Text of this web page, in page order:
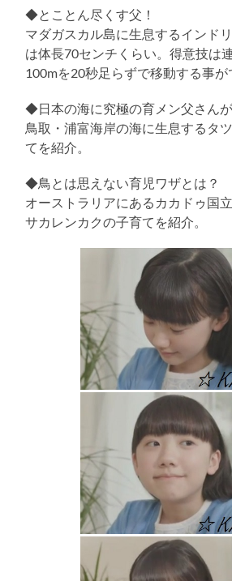
◆とことん尽くす父！
マダガスカル島に生息するインド
は体長70センチくらい。得意技は
100mを20秒足らずで移動する事が
◆日本の海に究極の育メン父さん
鳥取・浦富海岸の海に生息するタ
てを紹介。
◆鳥とは思えない育児ワザとは？
オーストラリアにあるカカドゥ国
サカレンカクの子育てを紹介。